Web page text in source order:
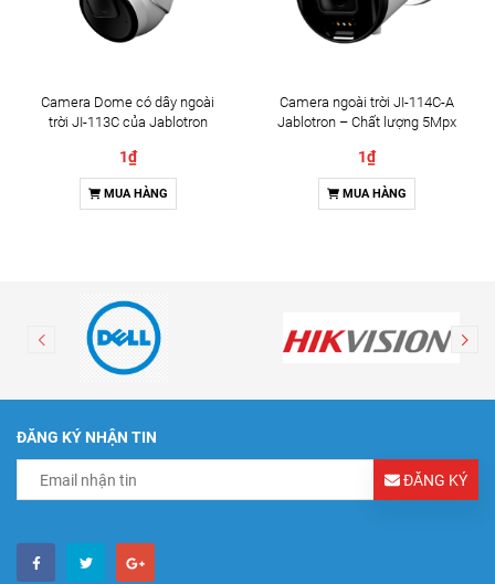
Camera Dome có dây ngoài
trời JI-113C của Jablotron
1₫
MUA HÀNG
Camera ngoài trời JI-114C-A
Jablotron – Chất lượng 5Mpx
1₫
MUA HÀNG
ĐĂNG KÝ NHẬN TIN
ĐĂNG KÝ